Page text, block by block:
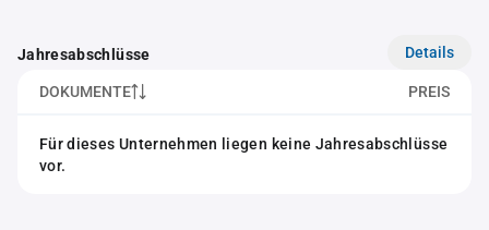
Jahresabschlüsse Details
DOKUMENTE PREIS
Für dieses Unternehmen liegen keine Jahresabschlüsse
vor.